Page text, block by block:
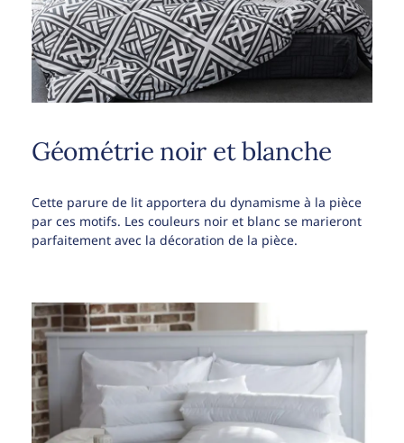
Géométrie noir et blanche
Cette parure de lit apportera du dynamisme à la pièce
par ces motifs. Les couleurs noir et blanc se marieront
parfaitement avec la décoration de la pièce.